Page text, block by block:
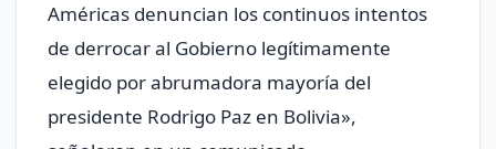
Américas denuncian los continuos intentos
de derrocar al Gobierno legítimamente
elegido por abrumadora mayoría del
presidente Rodrigo Paz en Bolivia»,